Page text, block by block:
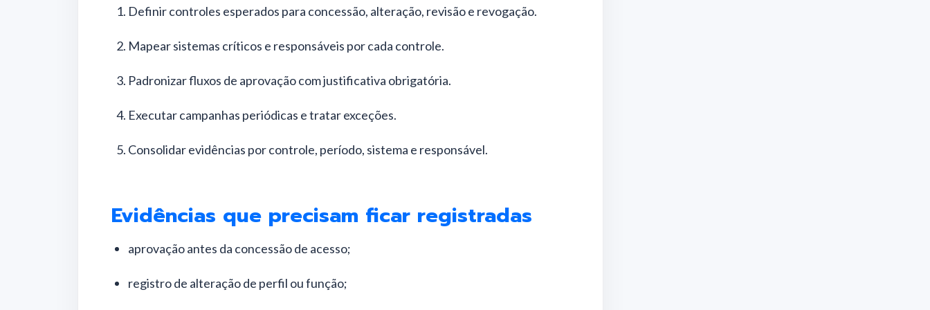
Definir controles esperados para concessão, alteração, revisão e revogação.
Mapear sistemas críticos e responsáveis por cada controle.
Padronizar fluxos de aprovação com justificativa obrigatória.
Executar campanhas periódicas e tratar exceções.
Consolidar evidências por controle, período, sistema e responsável.
Evidências que precisam ficar registradas
aprovação antes da concessão de acesso;
registro de alteração de perfil ou função;